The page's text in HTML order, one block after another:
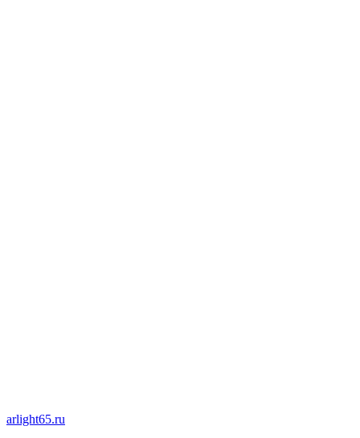
arlight65.ru